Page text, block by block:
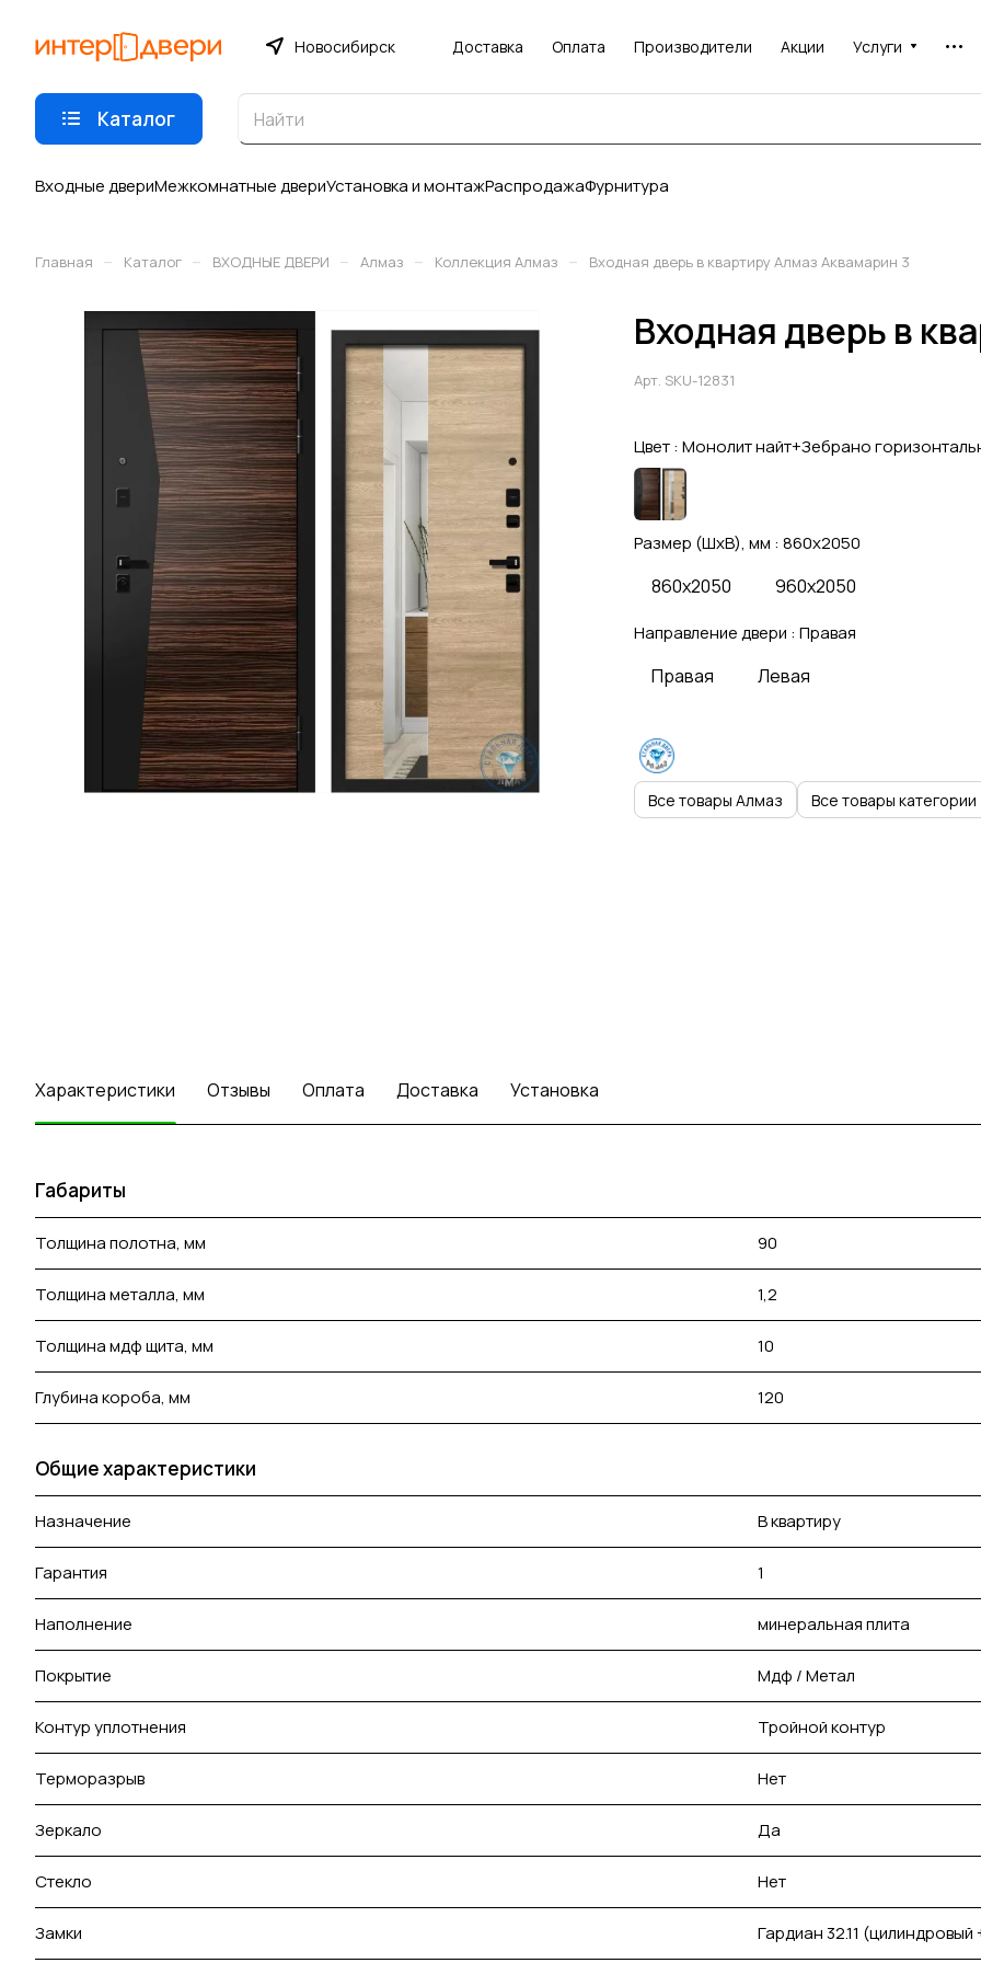
Новосибирск Доставка Оплата Производители Акции Услуги
Каталог
Входные двериМежкомнатные двериУстановка и монтажРаспродажаФурнитура
Главная – Каталог – ВХОДНЫЕ ДВЕРИ – Алмаз – Коллекция Алмаз – Входная дверь в квартиру Алмаз Аквамарин 3
Входная дверь в
Арт. SKU-12831
Цвет : Монолит найт+Зебрано
Размер (ШхВ), мм : 860x2050
860x2050 960x2050
Направление двери : Правая
Правая Левая
Все товары Алмаз Все товары категории
Характеристики Отзывы Оплата Доставка Установка
Габариты
Толщина полотна, мм 90
Толщина металла, мм 1,2
Толщина мдф щита, мм 10
Глубина короба, мм 120
Общие характеристики
Назначение В квартиру
Гарантия 1
Наполнение минеральная плита
Покрытие Мдф / Метал
Контур уплотнения Тройной контур
Терморазрыв Нет
Зеркало Да
Стекло Нет
Замки Гардиан 32.11